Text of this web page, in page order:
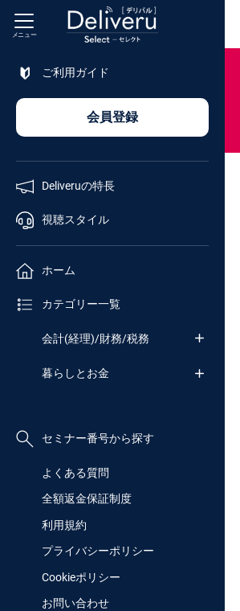
メニュー
ご利用ガイド
会員登録
Deliveruの特長
視聴スタイル
ホーム
カテゴリー一覧
会計(経理)/財務/税務
暮らしとお金
セミナー番号から探す
よくある質問
全額返金保証制度
利用規約
プライバシーポリシー
Cookieポリシー
お問い合わせ
セミナー
番号検索